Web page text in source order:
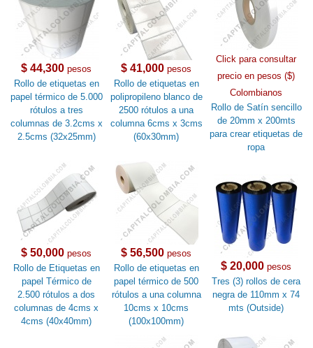
$ 44,300 pesos
Rollo de etiquetas en
papel térmico de 5.000
rótulos a tres
columnas de 3.2cms x
2.5cms (32x25mm)
$ 41,000 pesos
Rollo de etiquetas en
polipropileno blanco de
2500 rótulos a una
columna 6cms x 3cms
(60x30mm)
Click para consultar
precio en pesos ($)
Colombianos
Rollo de Satín sencillo
de 20mm x 200mts
para crear etiquetas de
ropa
$ 50,000 pesos
Rollo de Etiquetas en
papel Térmico de
2.500 rótulos a dos
columnas de 4cms x
4cms (40x40mm)
$ 56,500 pesos
Rollo de etiquetas en
papel térmico de 500
rótulos a una columna
10cms x 10cms
(100x100mm)
$ 20,000 pesos
Tres (3) rollos de cera
negra de 110mm x 74
mts (Outside)